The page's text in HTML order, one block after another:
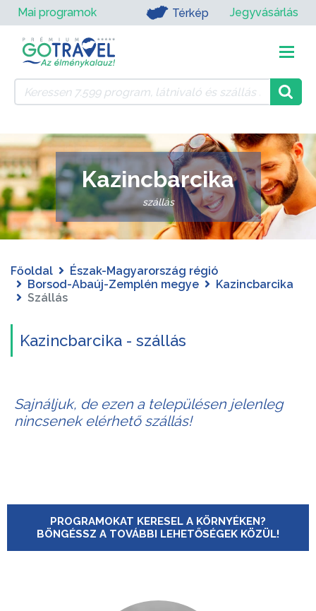
Mai programok Térkép Jegyvásárlás
Kazincbarcika
szállás
Főoldal
Észak-Magyarország régió
Borsod-Abaúj-Zemplén megye
Kazincbarcika
Szállás
Kazincbarcika - szállás
Sajnáljuk, de ezen a településen jelenleg
nincsenek elérhető szállás!
PROGRAMOKAT KERESEL A KÖRNYÉKEN?
BÖNGÉSSZ A TOVÁBBI LEHETŐSÉGEK KÖZÜL!